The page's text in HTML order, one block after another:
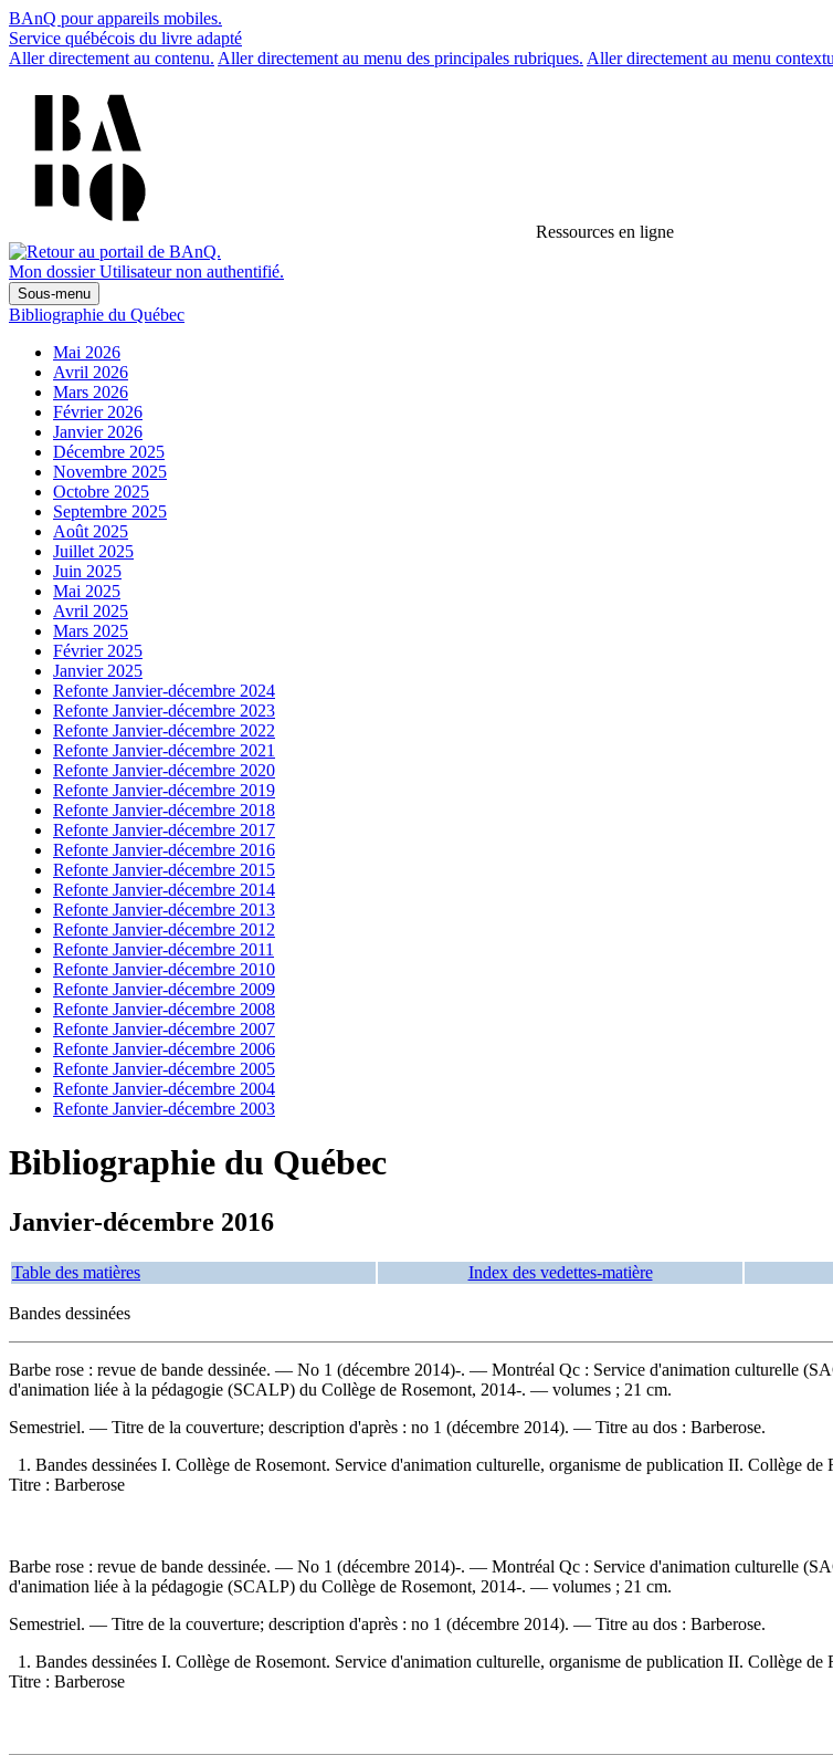
BAnQ pour appareils mobiles.
Service québécois du livre adapté
Aller directement au contenu. Aller directement au menu des principales rubriques. Aller directement au menu
Ressources en ligne
Mon dossier Utilisateur non authentifié.
Sous-menu
Bibliographie du Québec
Mai 2026
Avril 2026
Mars 2026
Février 2026
Janvier 2026
Décembre 2025
Novembre 2025
Octobre 2025
Septembre 2025
Août 2025
Juillet 2025
Juin 2025
Mai 2025
Avril 2025
Mars 2025
Février 2025
Janvier 2025
Refonte Janvier-décembre 2024
Refonte Janvier-décembre 2023
Refonte Janvier-décembre 2022
Refonte Janvier-décembre 2021
Refonte Janvier-décembre 2020
Refonte Janvier-décembre 2019
Refonte Janvier-décembre 2018
Refonte Janvier-décembre 2017
Refonte Janvier-décembre 2016
Refonte Janvier-décembre 2015
Refonte Janvier-décembre 2014
Refonte Janvier-décembre 2013
Refonte Janvier-décembre 2012
Refonte Janvier-décembre 2011
Refonte Janvier-décembre 2010
Refonte Janvier-décembre 2009
Refonte Janvier-décembre 2008
Refonte Janvier-décembre 2007
Refonte Janvier-décembre 2006
Refonte Janvier-décembre 2005
Refonte Janvier-décembre 2004
Refonte Janvier-décembre 2003
Bibliographie du Québec
Janvier-décembre 2016
Table des matières Index des vedettes-matière
Bandes dessinées
Barbe rose : revue de bande dessinée. — No 1 (décembre 2014)-. — Montréal Qc : Service d'animation culturelle
d'animation liée à la pédagogie (SCALP) du Collège de Rosemont, 2014-. — volumes ; 21 cm.
Semestriel. — Titre de la couverture; description d'après : no 1 (décembre 2014). — Titre au dos : Barberose.
1. Bandes dessinées I. Collège de Rosemont. Service d'animation culturelle, organisme de publication II. Collège
Titre : Barberose
Barbe rose : revue de bande dessinée. — No 1 (décembre 2014)-. — Montréal Qc : Service d'animation culturelle
d'animation liée à la pédagogie (SCALP) du Collège de Rosemont, 2014-. — volumes ; 21 cm.
Semestriel. — Titre de la couverture; description d'après : no 1 (décembre 2014). — Titre au dos : Barberose.
1. Bandes dessinées I. Collège de Rosemont. Service d'animation culturelle, organisme de publication II. Collège
Titre : Barberose